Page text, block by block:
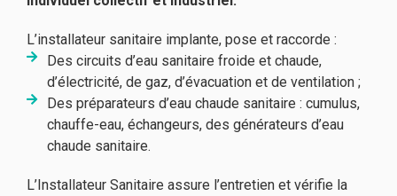
L’installateur sanitaire implante, pose et raccorde :
Des circuits d’eau sanitaire froide et chaude,
d’électricité, de gaz, d’évacuation et de ventilation ;
Des préparateurs d’eau chaude sanitaire : cumulus,
chauffe-eau, échangeurs, des générateurs d’eau
chaude sanitaire.
L’Installateur Sanitaire assure l’entretien et vérifie la